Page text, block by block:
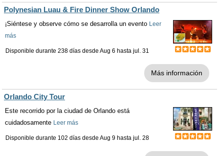
Polynesian Luau & Fire Dinner Show Orlando
¡Siéntese y observe cómo se desarrolla un evento Leer
más
Disponible durante 238 días desde Aug 6 hasta jul. 31
Más información
Orlando City Tour
Este recorrido por la ciudad de Orlando está
cuidadosamente Leer más
Disponible durante 102 días desde Aug 9 hasta jul. 28